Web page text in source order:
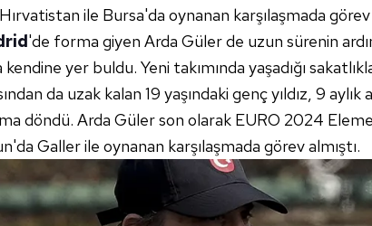
ile Bursa'da oynanan karşılaşmada görev
'de forma giyen Arda Güler de uzun sürenin
yer buldu. Yeni takımında yaşadığı
da uzak kalan 19 yaşındaki genç yıldız, 9 aylık
döndü. Arda Güler son olarak EURO 2024
Galler ile oynanan karşılaşmada görev almıştı.